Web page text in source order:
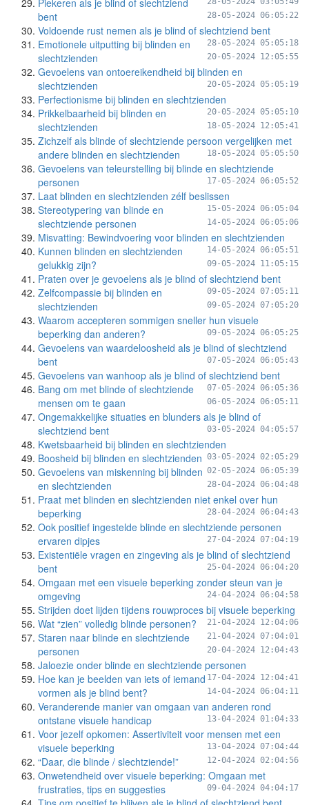
Piekeren als je blind of slechtziend
bent
28-05-2024 06:05:22
Voldoende rust nemen als je blind of slechtziend bent
28-05-2024 05:05:18
Emotionele uitputting bij blinden en
slechtzienden
20-05-2024 12:05:55
Gevoelens van ontoereikendheid bij blinden en
slechtzienden
20-05-2024 05:05:19
Perfectionisme bij blinden en slechtzienden
20-05-2024 05:05:10
Prikkelbaarheid bij blinden en
slechtzienden
18-05-2024 12:05:41
Zichzelf als blinde of slechtziende persoon vergelijken met
andere blinden en slechtzienden
18-05-2024 05:05:50
Gevoelens van teleurstelling bij blinde en slechtziende
personen
17-05-2024 06:05:52
Laat blinden en slechtzienden zélf beslissen
15-05-2024 06:05:04
Stereotypering van blinde en
slechtziende personen
14-05-2024 06:05:06
Misvatting: Bewindvoering voor blinden en slechtzienden
14-05-2024 06:05:51
Kunnen blinden en slechtzienden
gelukkig zijn?
09-05-2024 11:05:15
Praten over je gevoelens als je blind of slechtziend bent
09-05-2024 07:05:11
Zelfcompassie bij blinden en
slechtzienden
09-05-2024 07:05:20
Waarom accepteren sommigen sneller hun visuele
beperking dan anderen?
09-05-2024 06:05:25
Gevoelens van waardeloosheid als je blind of slechtziend
bent
07-05-2024 06:05:43
Gevoelens van wanhoop als je blind of slechtziend bent
07-05-2024 06:05:36
Bang om met blinde of slechtziende
mensen om te gaan
06-05-2024 06:05:11
Ongemakkelijke situaties en blunders als je blind of
slechtziend bent
03-05-2024 04:05:57
Kwetsbaarheid bij blinden en slechtzienden
03-05-2024 02:05:29
Boosheid bij blinden en slechtzienden
02-05-2024 06:05:39
Gevoelens van miskenning bij blinden
en slechtzienden
28-04-2024 06:04:48
Praat met blinden en slechtzienden niet enkel over hun
beperking
28-04-2024 06:04:43
Ook positief ingestelde blinde en slechtziende personen
ervaren dipjes
27-04-2024 07:04:19
Existentiële vragen en zingeving als je blind of slechtziend
bent
25-04-2024 06:04:20
Omgaan met een visuele beperking zonder steun van je
omgeving
24-04-2024 06:04:58
Strijden doet lijden tijdens rouwproces bij visuele beperking
21-04-2024 12:04:06
Wat “zien” volledig blinde personen?
21-04-2024 07:04:01
Staren naar blinde en slechtziende
personen
20-04-2024 12:04:43
Jaloezie onder blinde en slechtziende personen
17-04-2024 12:04:41
Hoe kan je beelden van iets of iemand
vormen als je blind bent?
14-04-2024 06:04:11
Veranderende manier van omgaan van anderen rond
ontstane visuele handicap
13-04-2024 01:04:33
Voor jezelf opkomen: Assertiviteit voor mensen met een
visuele beperking
13-04-2024 07:04:44
“Daar, die blinde / slechtziende!” 12-04-2024 02:04:56
Onwetendheid over visuele beperking: Omgaan met
frustraties, tips en suggesties
09-04-2024 04:04:17